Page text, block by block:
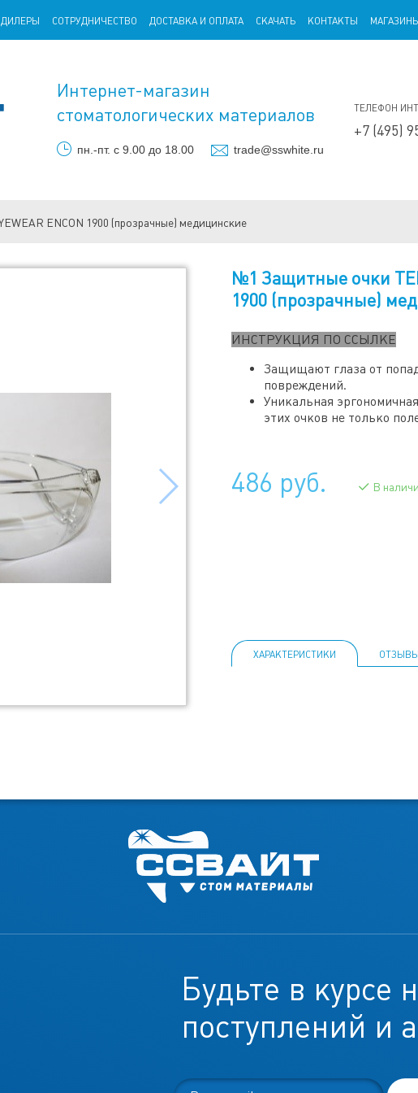
ДИЛЕРЫ СОТРУДНИЧЕСТВО ДОСТАВКА И ОПЛАТА СКАЧАТЬ КОНТАКТЫ МАГАЗИНЫ
Интернет-магазин
стоматологических материалов
пн.-пт. с 9.00 до 18.00 trade@sswhite.ru
ТЕЛЕФОН
+7 (495)
ENCON 1900 (прозрачные) медицинские
№1 Защитные очки
1900 (прозрачные)
ИНСТРУКЦИЯ ПО ССЫЛКЕ
Защищают глаза от
повреждений.
Уникальная
этих очков не только
486 руб. В
ХАРАКТЕРИСТИКИ ОТЗЫВЫ
Будьте в курсе
поступлений и